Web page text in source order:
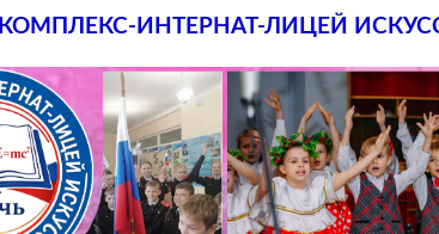
ИНТЕРНАТ-ЛИЦЕЙ